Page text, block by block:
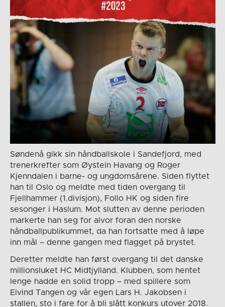
Søndenå gikk sin håndballskole i Sandefjord, med
trenerkrefter som Øystein Havang og Roger
Kjenndalen i barne- og ungdomsårene. Siden flyttet
han til Oslo og meldte med tiden overgang til
Fjellhammer (1.divisjon), Follo HK og siden fire
sesonger i Haslum. Mot slutten av denne perioden
markerte han seg for alvor foran den norske
håndballpublikummet, da han fortsatte med å løpe
inn mål – denne gangen med flagget på brystet.
Deretter meldte han først overgang til det danske
millionsluket HC Midtjylland. Klubben, som hentet
lenge hadde en solid tropp – med spillere som
Eivind Tangen og vår egen Lars H. Jakobsen i
stallen, sto i fare for å bli slått konkurs utover 2018.